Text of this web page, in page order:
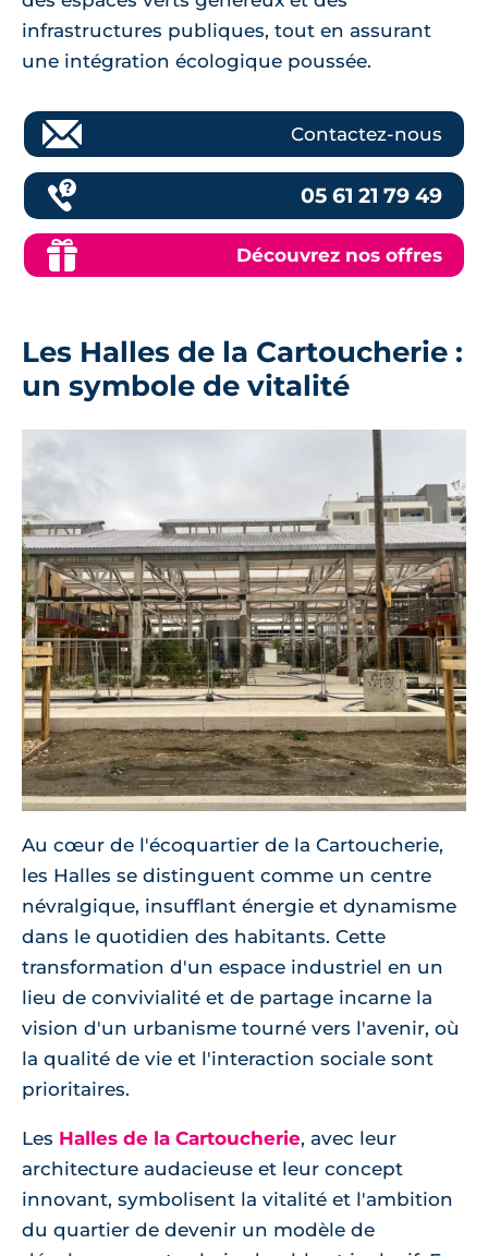
infrastructures publiques, tout en assurant
une intégration écologique poussée.
Contactez-nous
05 61 21 79 49
Découvrez nos offres
Les Halles de la Cartoucherie :
un symbole de vitalité
Au cœur de l'écoquartier de la Cartoucherie,
les Halles se distinguent comme un centre
névralgique, insufflant énergie et dynamisme
dans le quotidien des habitants. Cette
transformation d'un espace industriel en un
lieu de convivialité et de partage incarne la
vision d'un urbanisme tourné vers l'avenir, où
la qualité de vie et l'interaction sociale sont
prioritaires.
Les Halles de la Cartoucherie, avec leur
architecture audacieuse et leur concept
innovant, symbolisent la vitalité et l'ambition
du quartier de devenir un modèle de